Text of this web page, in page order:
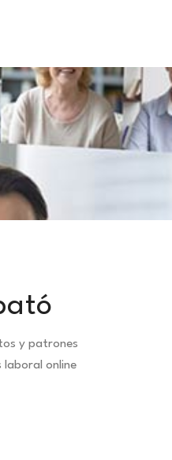
y patrones
online